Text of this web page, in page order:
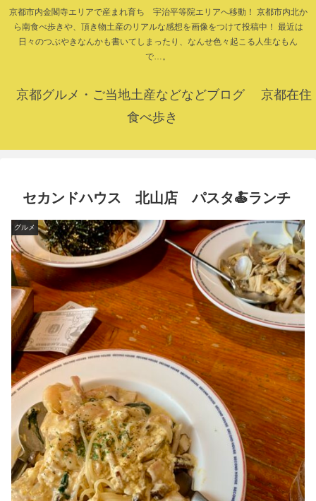
京都市内金閣寺エリアで産まれ育ち 宇治平等院エリアへ移動！ 京都市内北か
ら南食べ歩きや、頂き物土産のリアルな感想を画像をつけて投稿中！ 最近は
日々のつぶやきなんかも書いてしまったり、なんせ色々起こる人生なもん
で…。
京都グルメ・ご当地土産などなどブログ 京都在住
食べ歩き
セカンドハウス 北山店 パスタ🍝ランチ
グルメ